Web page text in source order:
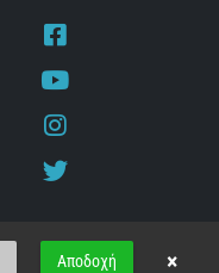
Youtube
Instagram
Twitter
Αποδοχή ×